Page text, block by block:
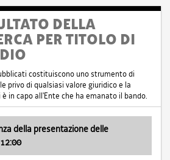
DELLA
PER TITOLO DI
costituiscono uno strumento di
privo di qualsiasi valore giuridico e la
in capo all'Ente che ha emanato il bando.
della presentazione delle